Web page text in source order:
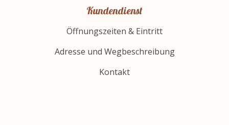
Kundendienst
Öffnungszeiten & Eintritt
Adresse und Wegbeschreibung
Kontakt